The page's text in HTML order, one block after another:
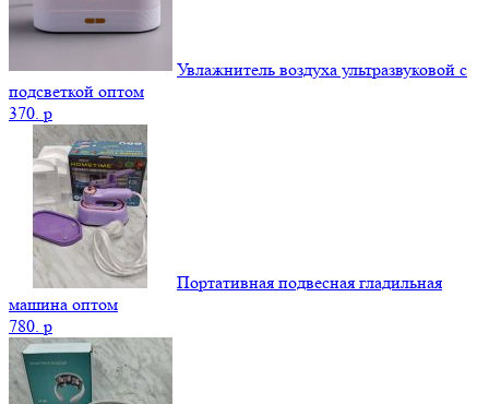
Увлажнитель воздуха ультразвуковой с
подсветкой оптом
370. p
Портативная подвесная гладильная
машина оптом
780. p